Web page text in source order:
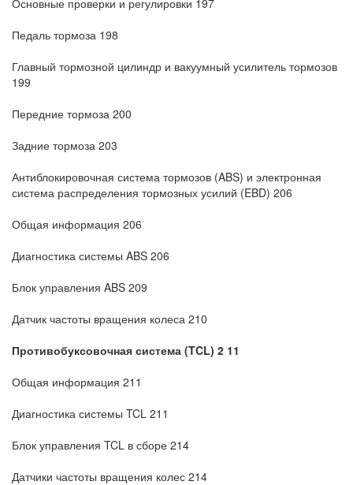
Основные проверки и регулировки 197
Педаль тормоза 198
Главный тормозной цилиндр и вакуумный усилитель тормозов
199
Передние тормоза 200
Задние тормоза 203
Антиблокировочная система тормозов (ABS) и электронная
система распределения тормозных усилий (EBD) 206
Общая информация 206
Диагностика системы ABS 206
Блок управления ABS 209
Датчик частоты вращения колеса 210
Противобуксовочная система (TCL) 2 11
Общая информация 211
Диагностика системы TCL 211
Блок управления TCL в сборе 214
Датчики частоты вращения колес 214